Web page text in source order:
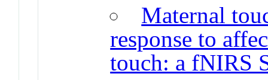
Maternal
response to
touch: a fNIRS